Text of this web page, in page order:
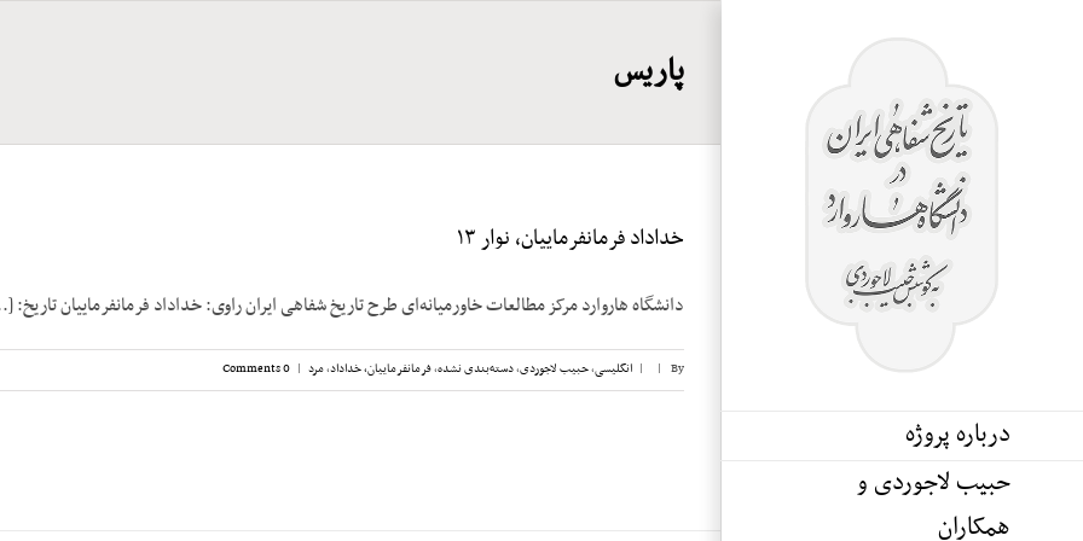
درباره پروژه
حبیب لاجوردی و
همکاران
پاریس
خداداد فرمانفرماییان، نوار ۱۳
دانشگاه هاروارد مرکز مطالعات خاورمیانه‌ای طرح تاریخ شفاهی ایران راوی: خداداد فرمانفرماییان تاریخ:
By
|
| انگلیسی,حبیب لاجوردی,دسته‌بندی نشده,فرمانفرماییان، خداداد,مرد |
0 Comments